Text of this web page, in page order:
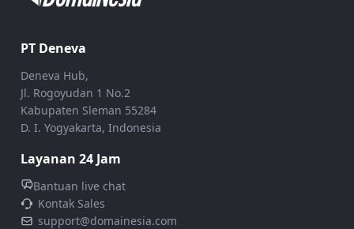
PT Deneva
Deneva Hub,
Jl. Rogoyudan 1 No.2
Kabupaten Sleman 55284
D. I. Yogyakarta, Indonesia
Layanan 24 Jam
Bantuan live chat
Kontak Sales
support@domainesia.com